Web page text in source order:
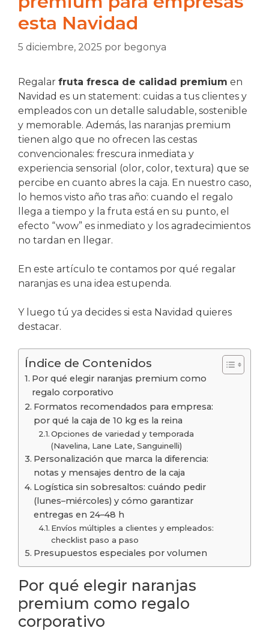
esta Navidad
5 diciembre, 2025 por begonya
Regalar fruta fresca de calidad premium en
Navidad es un statement: cuidas a tus clientes y
empleados con un detalle saludable, sostenible
y memorable. Además, las naranjas premium
tienen algo que no ofrecen las cestas
convencionales: frescura inmediata y
experiencia sensorial (olor, color, textura) que se
percibe en cuanto abres la caja. En nuestro caso,
lo hemos visto año tras año: cuando el regalo
llega a tiempo y la fruta está en su punto, el
efecto “wow” es inmediato y los agradecimientos
no tardan en llegar.
En este artículo te contamos por qué regalar
naranjas es una idea estupenda.
Y luego tú ya decides si esta Navidad quieres
destacar.
Índice de Contenidos
Por qué elegir naranjas premium como
regalo corporativo
Formatos recomendados para empresa:
por qué la caja de 10 kg es la reina
Opciones de variedad y temporada
(Navelina, Lane Late, Sanguinelli)
Personalización que marca la diferencia:
notas y mensajes dentro de la caja
Logística sin sobresaltos: cuándo pedir
(lunes–miércoles) y cómo garantizar
entregas en 24–48 h
Envíos múltiples a clientes y empleados:
checklist paso a paso
Presupuestos especiales por volumen
Por qué elegir naranjas
premium como regalo
corporativo